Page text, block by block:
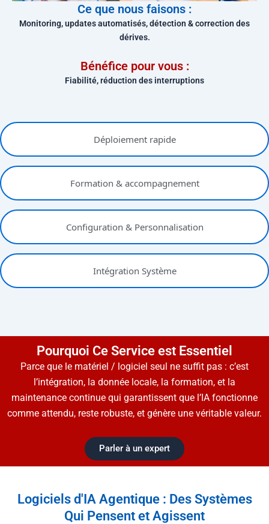
Déploiement rapide​
Formation & accompagnement​
Configuration & Personnalisation​
Intégration Système​
Ce que nous faisons :
Monitoring, updates automatisés, détection & correction des
dérives.
Bénéfice pour vous :
Fiabilité, réduction des interruptions
Pourquoi Ce Service est Essentiel
Parce que le matériel / logiciel seul ne suffit pas : c’est
l’intégration, la donnée locale, la formation, et la
maintenance continue qui garantissent que l’IA fonctionne
comme attendu, reste robuste, et génère une véritable valeur.
Parler à un expert
Logiciels d'IA Agentique : Des Systèmes
Qui Pensent et Agissent